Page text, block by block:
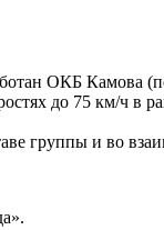
ОКБ
до 75 км/ч в
группы и во